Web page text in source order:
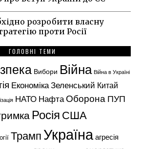
розробити власну
проти Росії
ГОЛОВНІ ТЕМИ
Вибори Війна Війна в Україні
ЕкономікаЗеленський Китай
НАТО Нафта Оборона ПУП
РосіяСША
ТрампУкраїнаагресія